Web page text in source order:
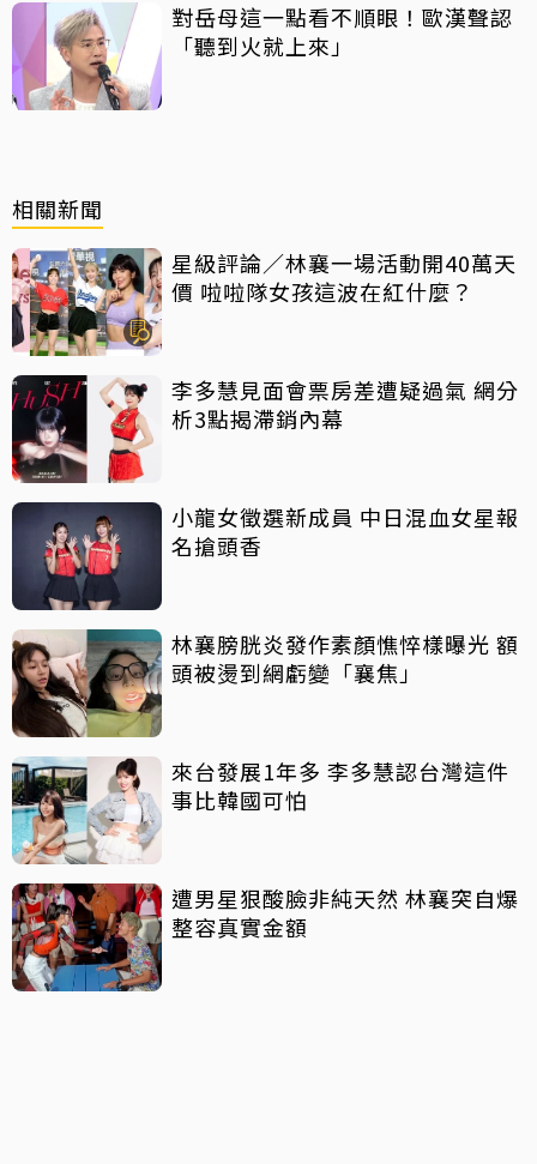
對岳母這一點看不順眼！歐漢聲認
「聽到火就上來」
相關新聞
星級評論／林襄一場活動開40萬天
價 啦啦隊女孩這波在紅什麼？
李多慧見面會票房差遭疑過氣 網分
析3點揭滯銷內幕
小龍女徵選新成員 中日混血女星報
名搶頭香
林襄膀胱炎發作素顏憔悴樣曝光 額
頭被燙到網虧變「襄焦」
來台發展1年多 李多慧認台灣這件
事比韓國可怕
遭男星狠酸臉非純天然 林襄突自爆
整容真實金額